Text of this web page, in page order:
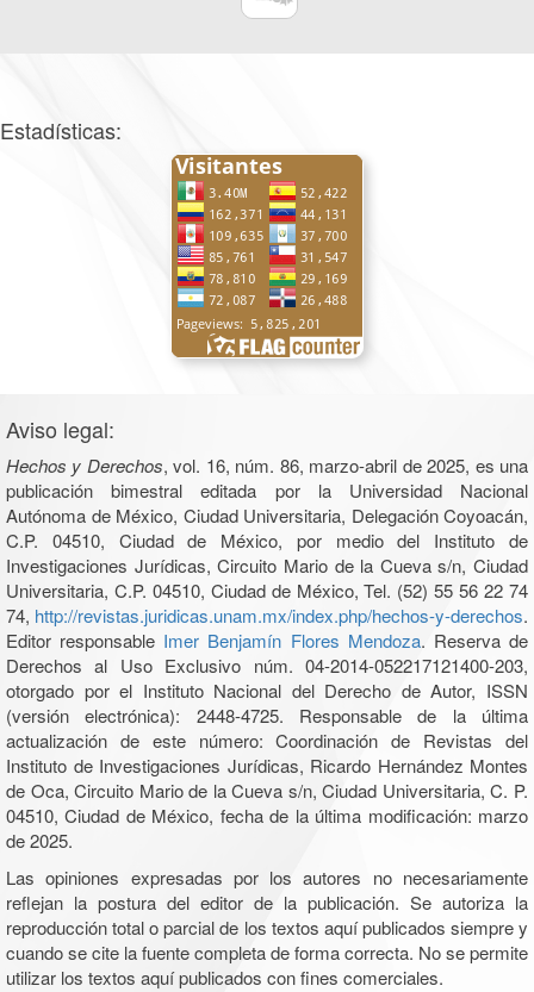
Estadísticas:
Aviso legal:
Hechos y Derechos, vol. 16, núm. 86, marzo-abril de 2025, es una
publicación bimestral editada por la Universidad Nacional
Autónoma de México, Ciudad Universitaria, Delegación Coyoacán,
C.P. 04510, Ciudad de México, por medio del Instituto de
Investigaciones Jurídicas, Circuito Mario de la Cueva s/n, Ciudad
Universitaria, C.P. 04510, Ciudad de México, Tel. (52) 55 56 22 74
74, http://revistas.juridicas.unam.mx/index.php/hechos-y-derechos.
Editor responsable Imer Benjamín Flores Mendoza. Reserva de
Derechos al Uso Exclusivo núm. 04-2014-052217121400-203,
otorgado por el Instituto Nacional del Derecho de Autor, ISSN
(versión electrónica): 2448-4725. Responsable de la última
actualización de este número: Coordinación de Revistas del
Instituto de Investigaciones Jurídicas, Ricardo Hernández Montes
de Oca, Circuito Mario de la Cueva s/n, Ciudad Universitaria, C. P.
04510, Ciudad de México, fecha de la última modificación: marzo
de 2025.
Las opiniones expresadas por los autores no necesariamente
reflejan la postura del editor de la publicación. Se autoriza la
reproducción total o parcial de los textos aquí publicados siempre y
cuando se cite la fuente completa de forma correcta. No se permite
utilizar los textos aquí publicados con fines comerciales.